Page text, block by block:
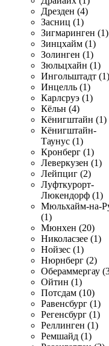
Дрезден (4)
Засниц (1)
Зигмаринген (1)
Зинцхайм (1)
Золинген (1)
Зюльцхайн (1)
Ингольштадт (1)
Инцелль (1)
Карлсруэ (1)
Кёльн (4)
Кёнигштайн (1)
Кёнигштайн-
Таунус (1)
Кронберг (1)
Леверкузен (1)
Лейпциг (2)
Луфткурорт-
Люкендорф (1)
Мюльхайм-на-
(1)
Мюнхен (20)
Николасзее (1)
Нойзес (1)
Нюрнберг (2)
Обераммергау
Ойтин (1)
Потсдам (10)
Равенсбург (1)
Регенсбург (1)
Реллинген (1)
Ремшайд (1)